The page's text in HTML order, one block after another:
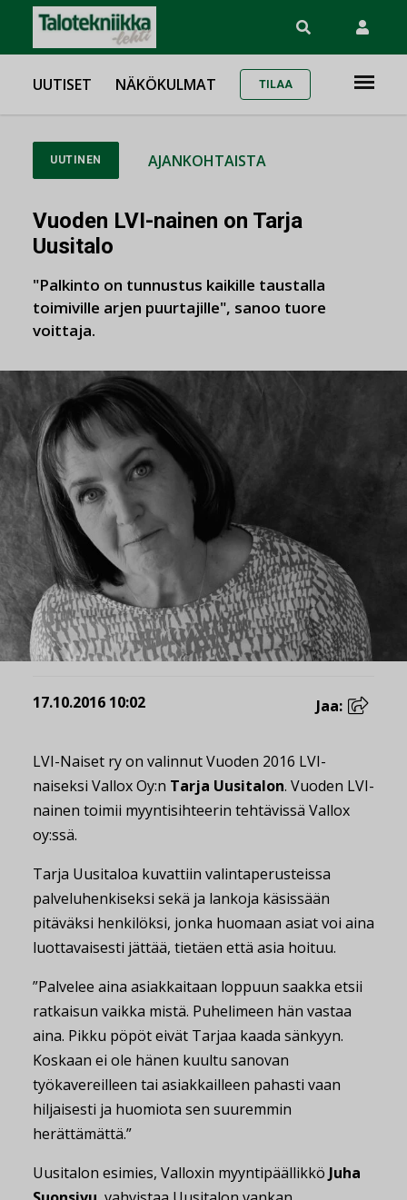
UUTISET NÄKÖKULMAT TILAA
UUTINEN AJANKOHTAISTA
Vuoden LVI-nainen on Tarja
Uusitalo
"Palkinto on tunnustus kaikille taustalla
toimiville arjen puurtajille", sanoo tuore
voittaja.
17.10.2016 10:02 Jaa:
LVI-Naiset ry on valinnut Vuoden 2016 LVI-
naiseksi Vallox Oy:n Tarja Uusitalon. Vuoden LVI-
nainen toimii myyntisihteerin tehtävissä Vallox
oy:ssä.
Tarja Uusitaloa kuvattiin valintaperusteissa
palveluhenkiseksi sekä ja lankoja käsissään
pitäväksi henkilöksi, jonka huomaan asiat voi aina
luottavaisesti jättää, tietäen että asia hoituu.
”Palvelee aina asiakkaitaan loppuun saakka etsii
ratkaisun vaikka mistä. Puhelimeen hän vastaa
aina. Pikku pöpöt eivät Tarjaa kaada sänkyyn.
Koskaan ei ole hänen kuultu sanovan
työkavereilleen tai asiakkailleen pahasti vaan
hiljaisesti ja huomiota sen suuremmin
herättämättä.”
Uusitalon esimies, Valloxin myyntipäällikkö Juha